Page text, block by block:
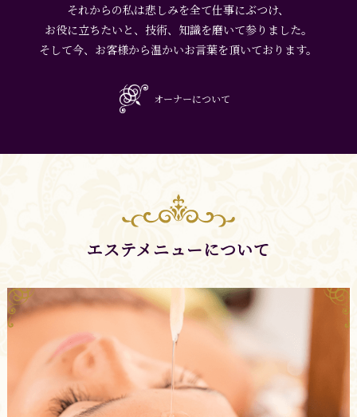
それからの私は悲しみを全て仕事にぶつけ、
お役に立ちたいと、技術、知識を磨いて参りました。
そして今、お客様から温かいお言葉を頂いております。
オーナーについて
エステメニューについて